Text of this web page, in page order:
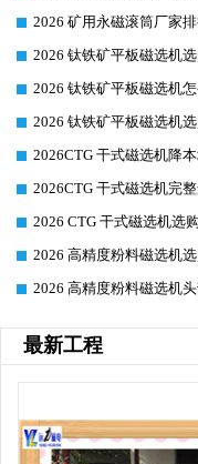
2026 矿用永磁滚筒厂家
2026 钛铁矿平板磁选机
2026 钛铁矿平板磁选机
2026 钛铁矿平板磁选机
2026CTG 干式磁选机降
2026CTG 干式磁选机完
2026 CTG 干式磁选机选
2026 高精度粉料磁选机
2026 高精度粉料磁选机
最新工程